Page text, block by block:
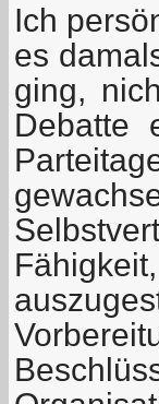
Ich
es
ging,
Debatte